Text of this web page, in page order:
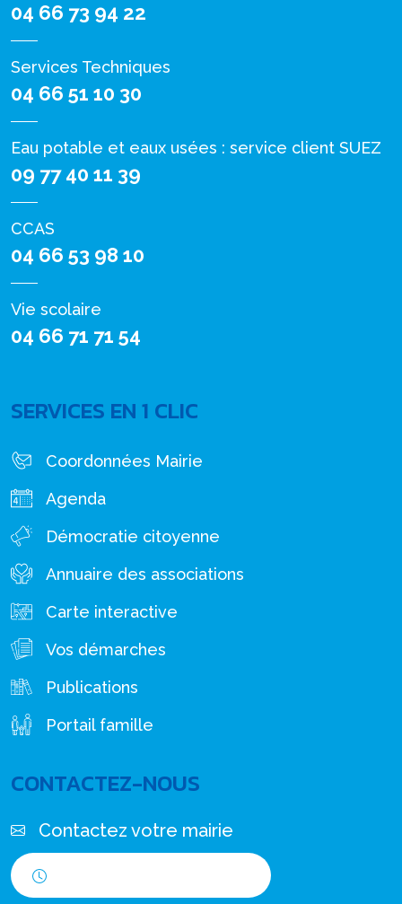
04 66 73 94 22
Services Techniques
04 66 51 10 30
Eau potable et eaux usées : service client SUEZ
09 77 40 11 39
CCAS
04 66 53 98 10
Vie scolaire
04 66 71 71 54
SERVICES EN 1 CLIC
Coordonnées Mairie
Agenda
Démocratie citoyenne
Annuaire des associations
Carte interactive
Vos démarches
Publications
Portail famille
CONTACTEZ-NOUS
Contactez votre mairie